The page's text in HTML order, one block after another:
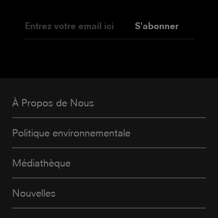
S'abonner
À Propos de Nous
Politique environnementale
Médiathèque
Nouvelles